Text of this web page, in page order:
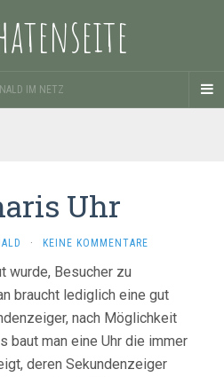
IM NETZ
Uhr
· KEINE KOMMENTARE
wurde, Besucher zu
braucht lediglich eine gut
nach Möglichkeit
baut man eine Uhr die immer
deren Sekundenzeiger